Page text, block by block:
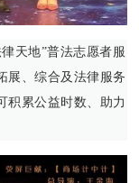
天地”普法志愿者服
展、综合及法律服务
积累公益时数、助力